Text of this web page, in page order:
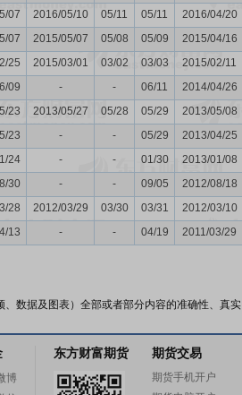
07 2016/05/10 05/11 05/11
2016/04/20
07 2015/05/07 05/08 05/09
2015/04/16
25 2015/03/01 03/02 03/03
2015/02/11
09 - - 06/11
2014/04/26
23 2013/05/27 05/28 05/29
2013/05/08
23 - - 05/29
2013/04/25
24 - - 01/30
2013/01/08
30 - - 09/05
2012/08/18
28 2012/03/29 03/30 03/31
2012/03/10
13 - - 04/19 2011/03/29
数据及图表）全部或者部分内容的准确性、真实
博
东方财富期货 期货交易
期货手机开户